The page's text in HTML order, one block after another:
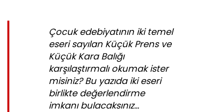
Çocuk edebiyatının iki temel
eseri sayılan Küçük Prens ve
Küçük Kara Balığı
karşılaştırmalı okumak ister
misiniz? Bu yazıda iki eseri
birlikte değerlendirme
imkanı bulacaksınız…